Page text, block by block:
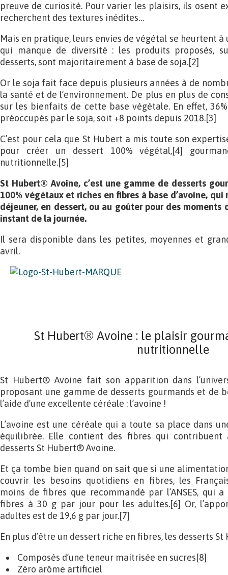
preuve de curiosité. Pour varier les plaisirs, ils osent
recherchent des textures inédites…
Mais en pratique, leurs envies de végétal se heurtent
qui manque de diversité : les produits proposés,
desserts, sont majoritairement à base de soja.[2]
Or le soja fait face depuis plusieurs années à de
la santé et de l’environnement. De plus en plus de
sur les bienfaits de cette base végétale. En effet,
préoccupés par le soja, soit +8 points depuis 2018.[3]
C’est pour cela que St Hubert a mis toute son
pour créer un dessert 100% végétal,[4]
nutritionnelle.[5]
St Hubert® Avoine, c’est une gamme de desserts
100% végétaux et riches en fibres à base d’avoine,
déjeuner, en dessert, ou au goûter pour des
instant de la journée.
Il sera disponible dans les petites, moyennes et
avril.
St Hubert® Avoine : le plaisir
nutritionnelle
St Hubert® Avoine fait son apparition dans
proposant une gamme de desserts gourmands et de
l’aide d’une excellente céréale : l’avoine !
L’avoine est une céréale qui a toute sa place dans
équilibrée. Elle contient des fibres qui
desserts St Hubert® Avoine.
Et ça tombe bien quand on sait que si une
couvrir les besoins quotidiens en fibres, les
moins de fibres que recommandé par l’ANSES, qui
fibres à 30 g par jour pour les adultes.[6] Or,
adultes est de 19,6 g par jour.[7]
En plus d’être un dessert riche en fibres, les desserts
Composés d’une teneur maitrisée en sucres[8]
Zéro arôme artificiel